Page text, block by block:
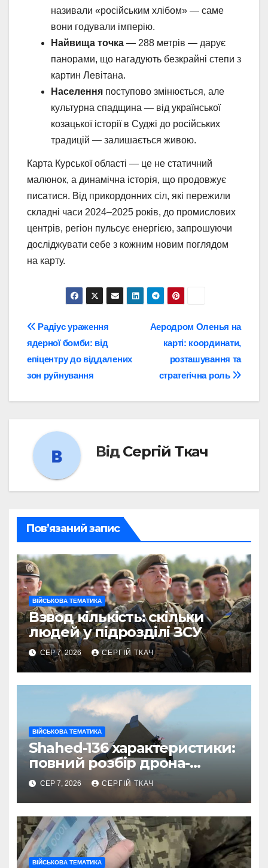
називали «російським хлібом» — саме
вони годували імперію.
Найвища точка — 288 метрів — дарує
панорами, що нагадують безкрайні степи з
картин Левітана.
Населення поступово змінюється, але
культурна спадщина — від української
козацької історії в Суджі до російських
традицій — залишається живою.
Карта Курської області — це не статичний
малюнок, а динамічна історія, що продовжує
писатися. Від прикордонних сіл, які пережили
складні часи 2024–2025 років, до промислових
центрів, регіон пульсує енергією, запрошуючи
досліджувати себе з кожним новим поглядом
на карту.
Навігація
записів
Аеродром Оленья на
карті: координати,
розташування та
стратегічна роль
Радіус ураження
ядерної бомби: від
епіцентру до віддалених
зон руйнування
Від Сергій Ткач
Пов’язаний запис
ВІЙСЬКОВА ТЕМАТИКА
Взвод кількість: скільки
людей у підрозділі ЗСУ
СЕР 7, 2026 СЕРГІЙ ТКАЧ
ВІЙСЬКОВА ТЕМАТИКА
Shahed-136 характеристики:
повний розбір дрона-
камікадзе
СЕР 7, 2026 СЕРГІЙ ТКАЧ
ВІЙСЬКОВА ТЕМАТИКА